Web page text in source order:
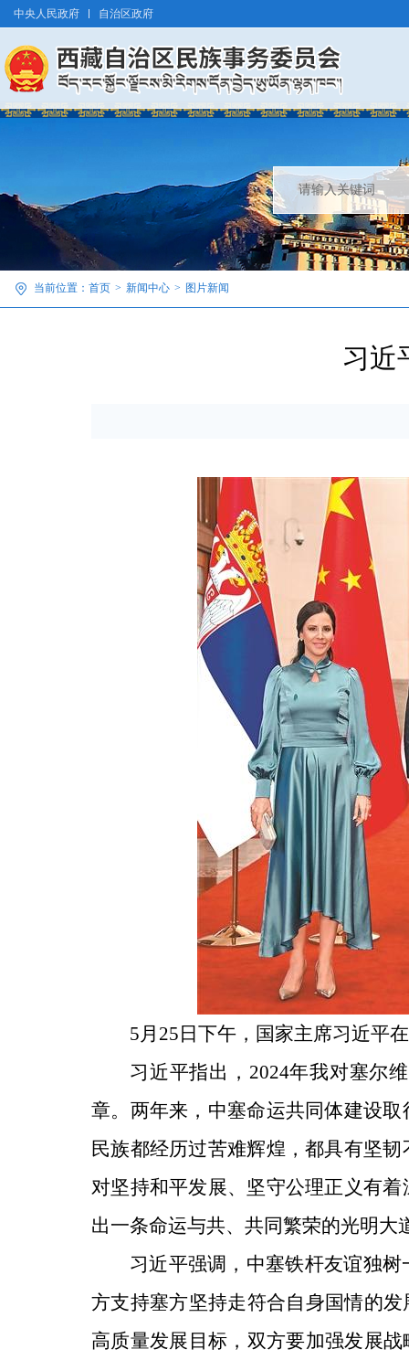
中央人民政府 自治区政府
当前位置： 首页 > 新闻中心 > 图片新闻
习近
5月25日下午，国家主席习近平
习近平指出，2024年我对塞尔
章。两年来，中塞命运共同体建设
民族都经历过苦难辉煌，都具有坚
对坚持和平发展、坚守公理正义有
出一条命运与共、共同繁荣的光明
习近平强调，中塞铁杆友谊独
方支持塞方坚持走符合自身国情的
高质量发展目标，双方要加强发展